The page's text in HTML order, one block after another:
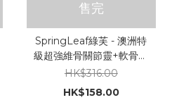
售完
SpringLeaf綠芙 - 澳洲特
級超強維骨關節靈+軟骨素
1500毫克90粒 (原裝行貨)
(10月到期)
HK$316.00
HK$158.00